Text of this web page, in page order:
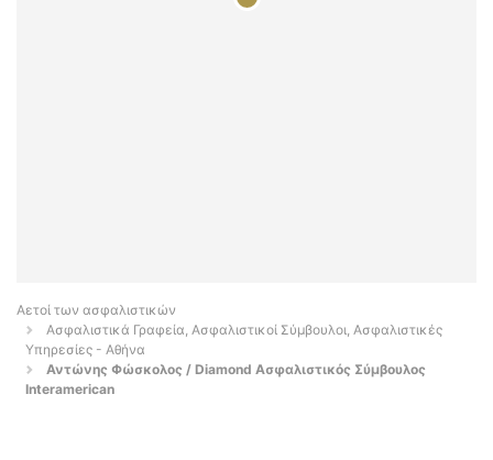
Αετοί των ασφαλιστικών
Ασφαλιστικά Γραφεία, Ασφαλιστικοί Σύμβουλοι, Ασφαλιστικές
Υπηρεσίες - Αθήνα
Αντώνης Φώσκολος / Diamond Ασφαλιστικός Σύμβουλος
Ιnteramerican